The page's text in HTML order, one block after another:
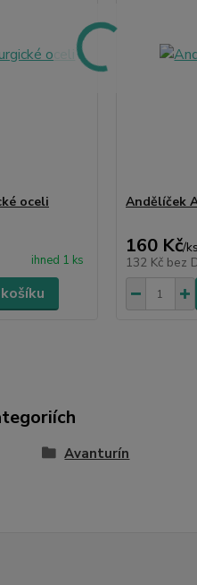
oceli
ihned 1 ks
Andělíček
160 Kč/ks
132 Kč bez
Avanturín